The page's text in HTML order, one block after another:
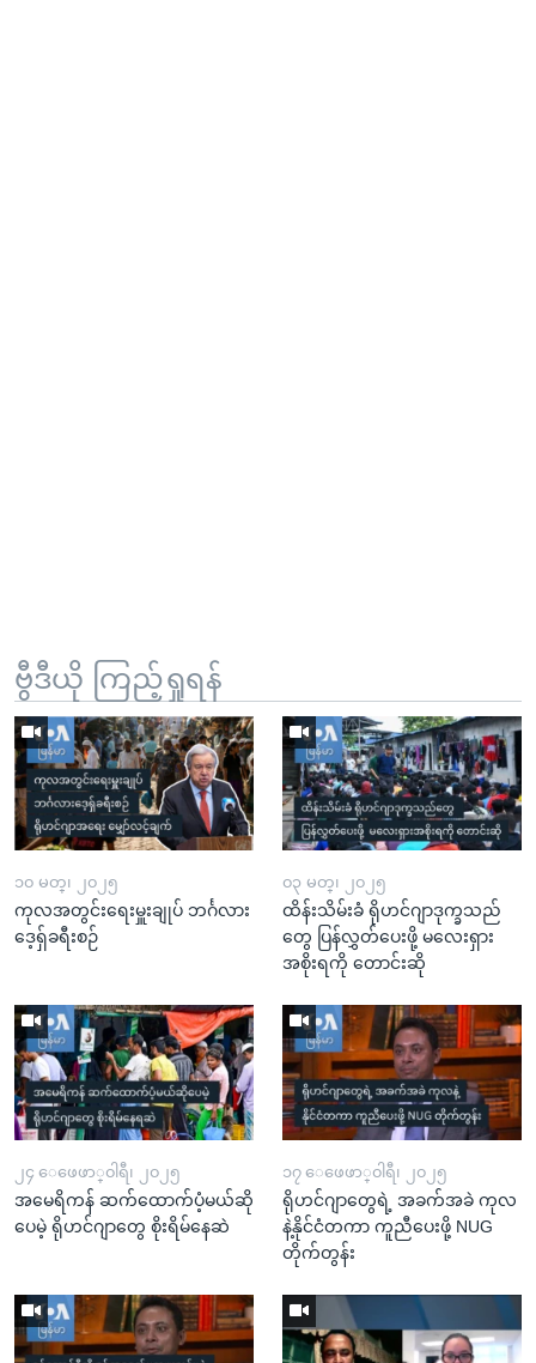
ဗွီဒီယို ကြည့်ရှုရန်
၁၀ မတ္၊ ၂၀၂၅
ကုလအတွင်းရေးမှူးချုပ် ဘင်္ဂလား
ဒေ့ရှ်ခရီးစဉ်
၀၃ မတ္၊ ၂၀၂၅
ထိန်းသိမ်းခံ ရိုဟင်ဂျာဒုက္ခသည်
တွေ ပြန်လွှတ်ပေးဖို့ မလေးရှား
အစိုးရကို တောင်းဆို
၂၄ ေဖေဖာ္၀ါရီ၊ ၂၀၂၅
အမေရိကန် ဆက်ထောက်ပံ့မယ်ဆို
ပေမဲ့ ရိုဟင်ဂျာတွေ စိုးရိမ်နေဆဲ
၁၇ ေဖေဖာ္၀ါရီ၊ ၂၀၂၅
ရိုဟင်ဂျာတွေရဲ့ အခက်အခဲ ကုလ
နဲ့နိုင်ငံတကာ ကူညီပေးဖို့ NUG
တိုက်တွန်း